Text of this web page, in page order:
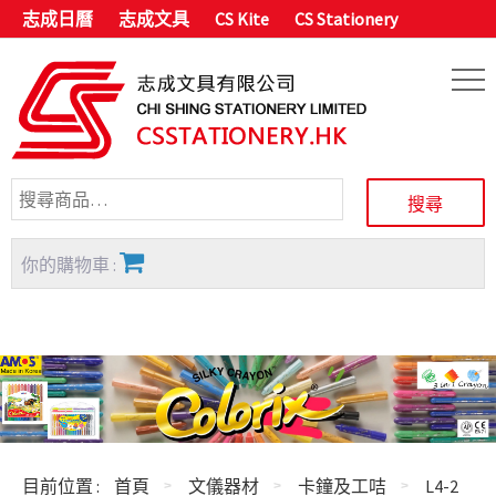
志成日曆 志成文具 CS Kite CS Stationery
你的購物車 :
目前位置 : 首頁 文儀器材 卡鐘及工咭 L4-2